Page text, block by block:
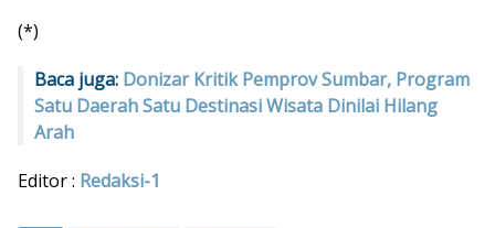
(*)
Baca juga: Donizar Kritik Pemprov Sumbar, Program
Satu Daerah Satu Destinasi Wisata Dinilai Hilang
Arah
Editor : Redaksi-1